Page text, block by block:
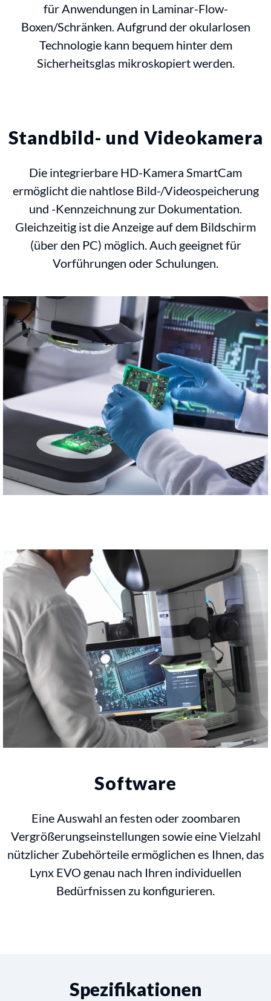
für Anwendungen in Laminar-Flow-
Boxen/Schränken. Aufgrund der okularlosen
Technologie kann bequem hinter dem
Sicherheitsglas mikroskopiert werden.
Standbild- und Videokamera
Die integrierbare HD-Kamera SmartCam
ermöglicht die nahtlose Bild-/Videospeicherung
und -Kennzeichnung zur Dokumentation.
Gleichzeitig ist die Anzeige auf dem Bildschirm
(über den PC) möglich. Auch geeignet für
Vorführungen oder Schulungen.
Software
Eine Auswahl an festen oder zoombaren
Vergrößerungseinstellungen sowie eine Vielzahl
nützlicher Zubehörteile ermöglichen es Ihnen, das
Lynx EVO genau nach Ihren individuellen
Bedürfnissen zu konfigurieren.
Spezifikationen